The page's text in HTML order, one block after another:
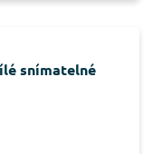
snímatelné